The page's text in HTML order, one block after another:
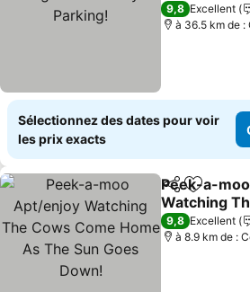
9,8 Excellent
à 36.5 km de
Sélectionnez des dates pour voir
les prix exacts
PartagerAjouter
Peek-a-
Watching
Come Home
Goes Down!
9,8 Excellent
à 8.9 km de :